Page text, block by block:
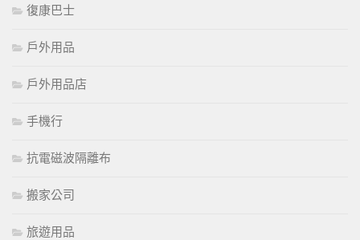
復康巴士
戶外用品
戶外用品店
手機行
抗電磁波隔離布
搬家公司
旅遊用品